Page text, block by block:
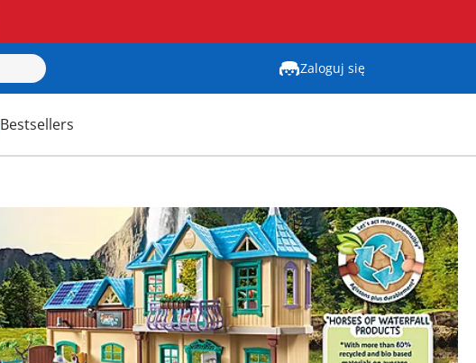
Zaloguj się
Bestsellers